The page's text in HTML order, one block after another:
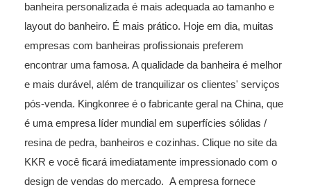
banheira personalizada é mais adequada ao tamanho e
layout do banheiro. É mais prático. Hoje em dia, muitas
empresas com banheiras profissionais preferem
encontrar uma famosa. A qualidade da banheira é melhor
e mais durável, além de tranquilizar os clientes' serviços
pós-venda. Kingkonree é o fabricante geral na China, que
é uma empresa líder mundial em superfícies sólidas /
resina de pedra, banheiros e cozinhas. Clique no site da
KKR e você ficará imediatamente impressionado com o
design de vendas do mercado. A empresa fornece